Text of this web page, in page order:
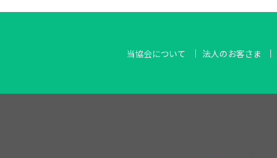
当協会について 法人のお客さま